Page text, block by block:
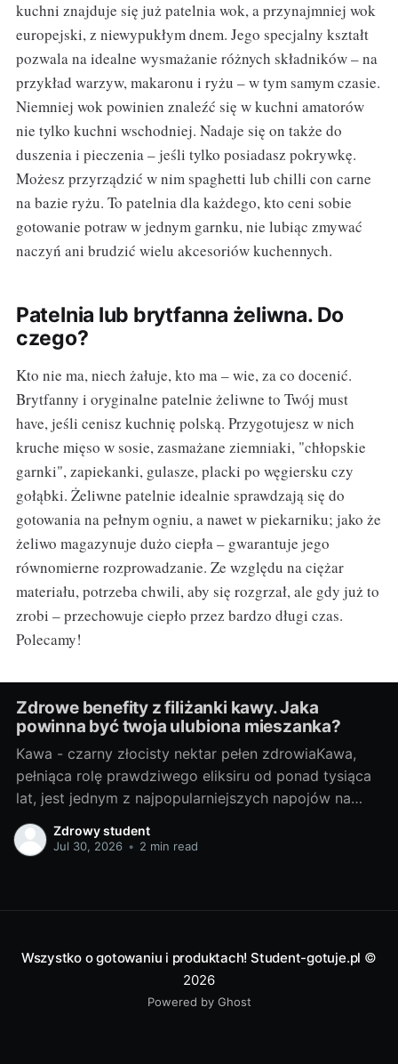
kuchni znajduje się już patelnia wok, a przynajmniej wok
europejski, z niewypukłym dnem. Jego specjalny kształt
pozwala na idealne wysmażanie różnych składników – na
przykład warzyw, makaronu i ryżu – w tym samym czasie.
Niemniej wok powinien znaleźć się w kuchni amatorów
nie tylko kuchni wschodniej. Nadaje się on także do
duszenia i pieczenia – jeśli tylko posiadasz pokrywkę.
Możesz przyrządzić w nim spaghetti lub chilli con carne
na bazie ryżu. To patelnia dla każdego, kto ceni sobie
gotowanie potraw w jednym garnku, nie lubiąc zmywać
naczyń ani brudzić wielu akcesoriów kuchennych.
Patelnia lub brytfanna żeliwna. Do
czego?
Kto nie ma, niech żałuje, kto ma – wie, za co docenić.
Brytfanny i oryginalne patelnie żeliwne to Twój must
have, jeśli cenisz kuchnię polską. Przygotujesz w nich
kruche mięso w sosie, zasmażane ziemniaki, "chłopskie
garnki", zapiekanki, gulasze, placki po węgiersku czy
gołąbki. Żeliwne patelnie idealnie sprawdzają się do
gotowania na pełnym ogniu, a nawet w piekarniku; jako że
żeliwo magazynuje dużo ciepła – gwarantuje jego
równomierne rozprowadzanie. Ze względu na ciężar
materiału, potrzeba chwili, aby się rozgrzał, ale gdy już to
zrobi – przechowuje ciepło przez bardzo długi czas.
Polecamy!
Zdrowe benefity z filiżanki kawy. Jaka
powinna być twoja ulubiona mieszanka?
Kawa - czarny złocisty nektar pełen zdrowiaKawa,
pełniąca rolę prawdziwego eliksiru od ponad tysiąca
lat, jest jednym z najpopularniejszych napojów na
świecie. Początki jej historii sięgają Etiopii, skąd
kawowe ziarna rozpoczęły swoją podróż na Bliski
Zdrowy student
Jul 30, 2026 • 2 min read
Wszystko o gotowaniu i produktach! Student-gotuje.pl ©
2026
Powered by Ghost